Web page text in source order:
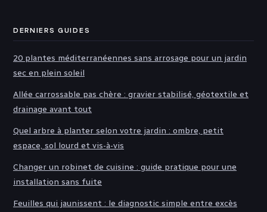
DERNIERS GUIDES
20 plantes méditerranéennes sans arrosage pour un jardin
sec en plein soleil
Allée carrossable pas chère : gravier stabilisé, géotextile et
drainage avant tout
Quel arbre à planter selon votre jardin : ombre, petit
espace, sol lourd et vis-à-vis
Changer un robinet de cuisine : guide pratique pour une
installation sans fuite
Feuilles qui jaunissent : le diagnostic simple entre excès